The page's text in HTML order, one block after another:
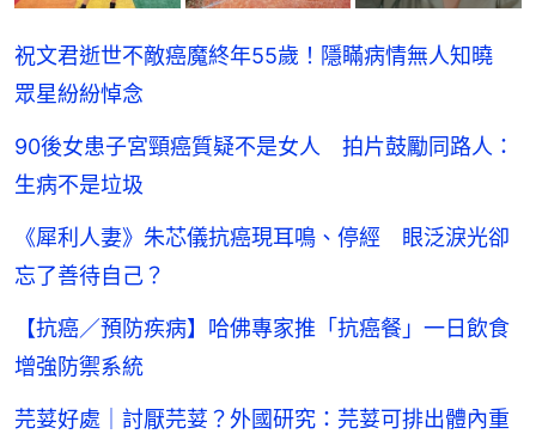
祝文君逝世不敵癌魔終年55歲！隱瞞病情無人知曉
眾星紛紛悼念
90後女患子宮頸癌質疑不是女人 拍片鼓勵同路人：
生病不是垃圾
《犀利人妻》朱芯儀抗癌現耳鳴、停經 眼泛淚光卻
忘了善待自己？
【抗癌／預防疾病】哈佛專家推「抗癌餐」一日飲食
增強防禦系統
芫荽好處｜討厭芫荽？外國研究：芫荽可排出體內重